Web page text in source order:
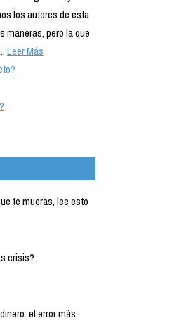
los autores de esta
maneras, pero la que
Leer Más
te mueras, lee esto
crisis?
el error más